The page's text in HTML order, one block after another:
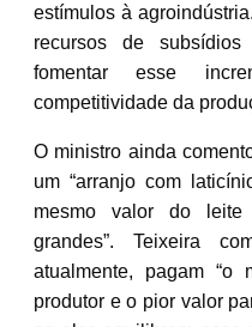
estímulos à
recursos de
fomentar esse
competitividade da
O ministro ainda
um “arranjo com
mesmo valor do
grandes”. Teixeira
atualmente, pagam “o
produtor e o pior valor